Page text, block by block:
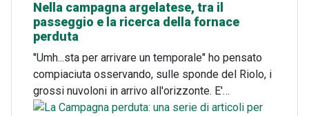
Nella campagna argelatese, tra il
passeggio e la ricerca della fornace
perduta
"Umh...sta per arrivare un temporale" ho pensato
compiaciuta osservando, sulle sponde del Riolo, i
grossi nuvoloni in arrivo all'orizzonte. E'…